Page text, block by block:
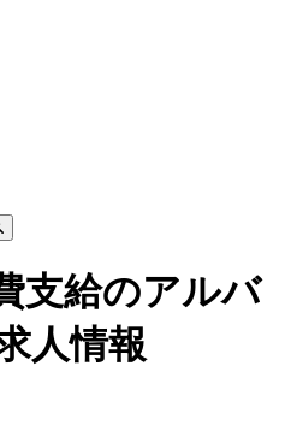
支給のアルバ
人情報